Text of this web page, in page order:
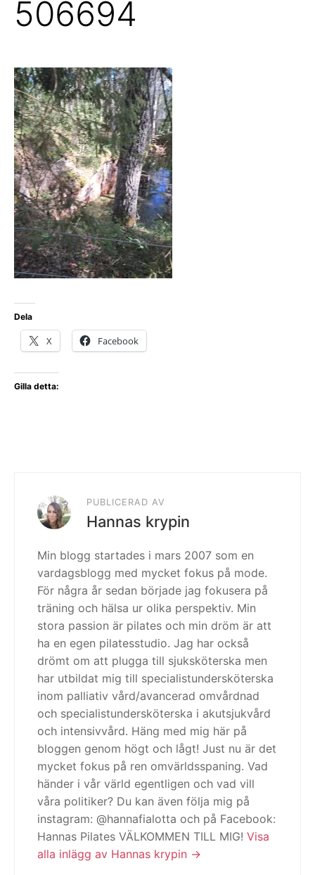
506694
Dela
X Facebook
Gilla detta:
PUBLICERAD AV
Hannas krypin
Min blogg startades i mars 2007 som en
vardagsblogg med mycket fokus på mode.
För några år sedan började jag fokusera på
träning och hälsa ur olika perspektiv. Min
stora passion är pilates och min dröm är att
ha en egen pilatesstudio. Jag har också
drömt om att plugga till sjuksköterska men
har utbildat mig till specialistundersköterska
inom palliativ vård/avancerad omvårdnad
och specialistundersköterska i akutsjukvård
och intensivvård. Häng med mig här på
bloggen genom högt och lågt! Just nu är det
mycket fokus på ren omvärldsspaning. Vad
händer i vår värld egentligen och vad vill
våra politiker? Du kan även följa mig på
instagram: @hannafialotta och på Facebook:
Hannas Pilates VÄLKOMMEN TILL MIG! Visa
alla inlägg av Hannas krypin